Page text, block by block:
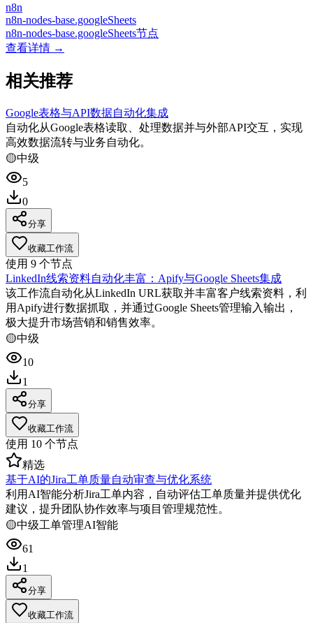
n8n
n8n-nodes-base.googleSheets
n8n-nodes-base.googleSheets节点
查看详情 →
相关推荐
Google表格与API数据自动化集成
自动化从Google表格读取、处理数据并与外部API交互，实现
高效数据流转与业务自动化。
🟡中级
5
0
分享
收藏工作流
使用 9 个节点
LinkedIn线索资料自动化丰富：Apify与Google Sheets集成
该工作流自动化从LinkedIn URL获取并丰富客户线索资料，利
用Apify进行数据抓取，并通过Google Sheets管理输入输出，
极大提升市场营销和销售效率。
🟡中级
10
1
分享
收藏工作流
使用 10 个节点
精选
基于AI的Jira工单质量自动审查与优化系统
利用AI智能分析Jira工单内容，自动评估工单质量并提供优化
建议，提升团队协作效率与项目管理规范性。
🟡中级工单管理AI智能
61
1
分享
收藏工作流